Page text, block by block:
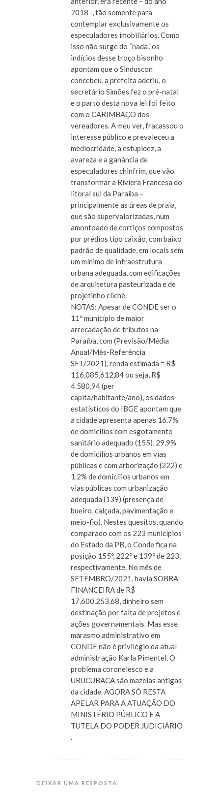
2018 -, tão somente para
contemplar exclusivamente os
especuladores imobiliários. Como
isso não surge do “nada”, os
indícios desse troço bisonho
apontam que o Sinduscon
concebeu, a prefeita aderiu, o
secretário Simões fez o pré-natal
e o parto desta nova lei foi feito
com o CARIMBAÇO dos
vereadores. A meu ver, fracassou o
interesse público e prevaleceu a
mediocridade, a estupidez, a
avareza e a ganância de
especuladores chinfrim, que vão
transformar a Riviera Francesa do
litoral sul da Paraíba –
principalmente as áreas de praia,
que são supervalorizadas, num
amontoado de cortiços compostos
por prédios tipo caixão, com baixo
padrão de qualidade, em locais sem
um mínimo de infraestrutura
urbana adequada, com edificações
de arquitetura pasteurizada e de
projetinho clichê.
NOTAS: Apesar de CONDE ser o
11º município de maior
arrecadação de tributos na
Paraíba, com (Previsão/Média
Anual/Mês-Referência
SET/2021), renda estimada = R$
116,085,612,84 ou seja, R$
4.580,94 (per
capita/habitante/ano), os dados
estatísticos do IBGE apontam que
a cidade apresenta apenas 16.7%
de domicílios com esgotamento
sanitário adequado (155), 29.9%
de domicílios urbanos em vias
públicas e com arborização (222) e
1.2% de domicílios urbanos em
vias públicas com urbanização
adequada (139) (presença de
bueiro, calçada, pavimentação e
meio-fio). Nestes quesitos, quando
comparado com os 223 municípios
do Estado da PB, o Conde fica na
posição 155º, 222º e 139º de 223,
respectivamente. No mês de
SETEMBRO/2021, havia SOBRA
FINANCEIRA de R$
17.600.253,68, dinheiro sem
destinação por falta de projetos e
ações governamentais. Mas esse
marasmo administrativo em
CONDE não é privilégio da atual
administração Karla Pimentel. O
problema coronelesco e a
URUCUBACA são mazelas antigas
da cidade. AGORA SÓ RESTA
APELAR PARA A ATUAÇÃO DO
MINISTÉRIO PÚBLICO E A
TUTELA DO PODER JUDICIÁRIO
.
DEIXAR UMA RESPOSTA